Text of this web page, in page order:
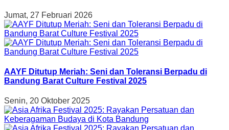
Jumat, 27 Februari 2026
AAYF Ditutup Meriah: Seni dan Toleransi Berpadu di
Bandung Barat Culture Festival 2025
Senin, 20 Oktober 2025